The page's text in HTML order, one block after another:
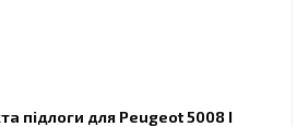
підлоги для Peugeot 5008 I